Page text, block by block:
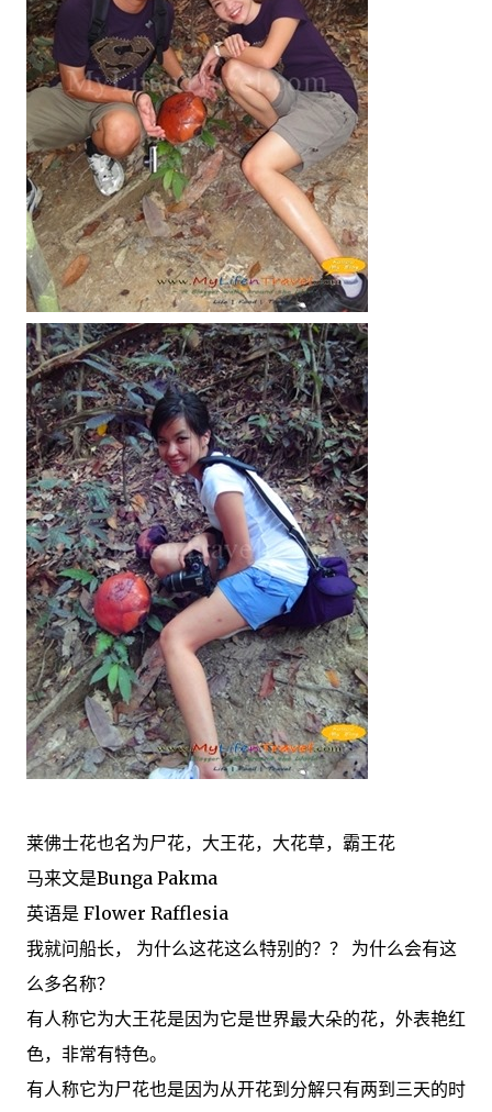
莱佛士花也名为尸花，大王花，大花草，霸王花
马来文是Bunga Pakma
英语是 Flower Rafflesia
我就问船长， 为什么这花这么特别的？？ 为什么会有这
么多名称？
有人称它为大王花是因为它是世界最大朵的花，外表艳红
色，非常有特色。
有人称它为尸花也是因为从开花到分解只有两到三天的时